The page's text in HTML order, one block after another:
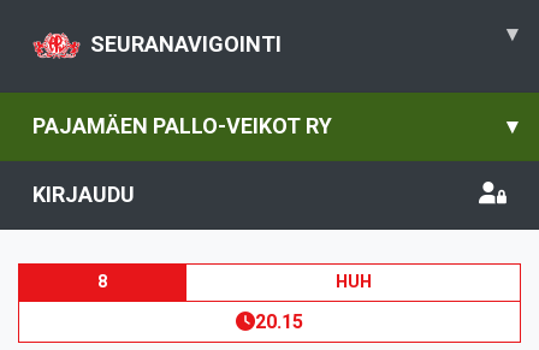
SEURANAVIGOINTI ▾
PAJAMÄEN PALLO-VEIKOT RY ▾
KIRJAUDU
8 HUH
20.15